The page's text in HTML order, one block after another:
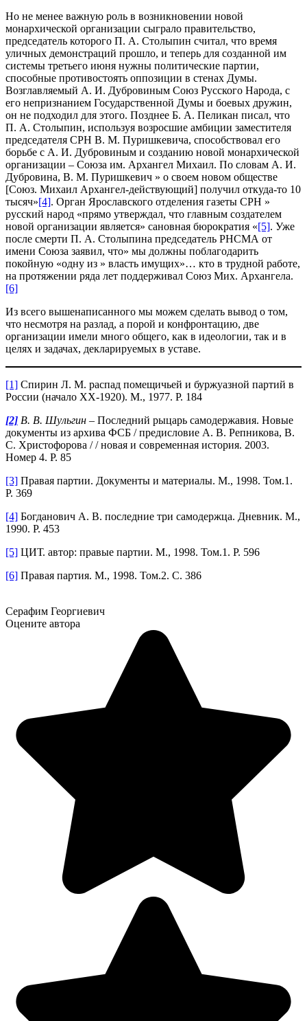
Но не менее важную роль в возникновении новой
монархической организации сыграло правительство,
председатель которого П. А. Столыпин считал, что время
уличных демонстраций прошло, и теперь для созданной им
системы третьего июня нужны политические партии,
способные противостоять оппозиции в стенах Думы.
Возглавляемый А. И. Дубровиным Союз Русского Народа, с
его непризнанием Государственной Думы и боевых дружин,
он не подходил для этого. Позднее Б. А. Пеликан писал, что
П. А. Столыпин, используя возросшие амбиции заместителя
председателя СРН В. М. Пуришкевича, способствовал его
борьбе с А. И. Дубровиным и созданию новой монархической
организации – Союза им. Архангел Михаил. По словам А. И.
Дубровина, В. М. Пуришкевич » о своем новом обществе
[Союз. Михаил Архангел-действующий] получил откуда-то 10
тысяч»[4]. Орган Ярославского отделения газеты СРН »
русский народ «прямо утверждал, что главным создателем
новой организации является» сановная бюрократия «[5]. Уже
после смерти П. А. Столыпина председатель РНСМА от
имени Союза заявил, что» мы должны поблагодарить
покойную «одну из » власть имущих»… кто в трудной работе,
на протяжении ряда лет поддерживал Союз Мих. Архангела.
[6]
Из всего вышенаписанного мы можем сделать вывод о том,
что несмотря на разлад, а порой и конфронтацию, две
организации имели много общего, как в идеологии, так и в
целях и задачах, декларируемых в уставе.
[1] Спирин Л. М. распад помещичьей и буржуазной партий в
России (начало XX-1920). М., 1977. P. 184
[2] В. В. Шульгин – Последний рыцарь самодержавия. Новые
документы из архива ФСБ / предисловие А. В. Репникова, В.
С. Христофорова / / новая и современная история. 2003.
Номер 4. P. 85
[3] Правая партии. Документы и материалы. М., 1998. Том.1.
P. 369
[4] Богданович А. В. последние три самодержца. Дневник. М.,
1990. P. 453
[5] ЦИТ. автор: правые партии. М., 1998. Том.1. P. 596
[6] Правая партия. М., 1998. Том.2. C. 386
Серафим Георгиевич
Оцените автора